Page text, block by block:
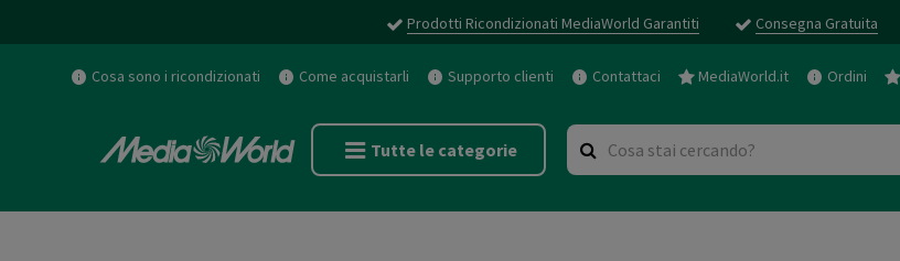
Prodotti Ricondizionati MediaWorld Garantiti Consegna Gratuita
Cosa sono i ricondizionati Come acquistarli Supporto clienti Contattaci MediaWorld.it Ordini
Tutte le categorie